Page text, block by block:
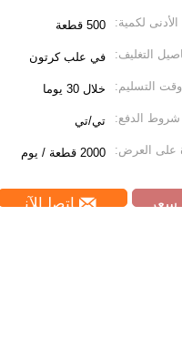
الأدنى لكمية: 500 قطعة
التغليف: في علب كرتون
وقت التسليم: خلال 30 يوما
شروط الدفع: تي/تي
على العرض: 2000 قطعة / يوم
سعر ﺎﺘﺼﻟ ﺍﻶﻧ